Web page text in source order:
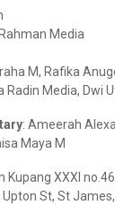
Media
M, Rafika
Radin Media, Dwi
: Ameerah Alexa
Maya M
Kupang XXXI
Upton St, St